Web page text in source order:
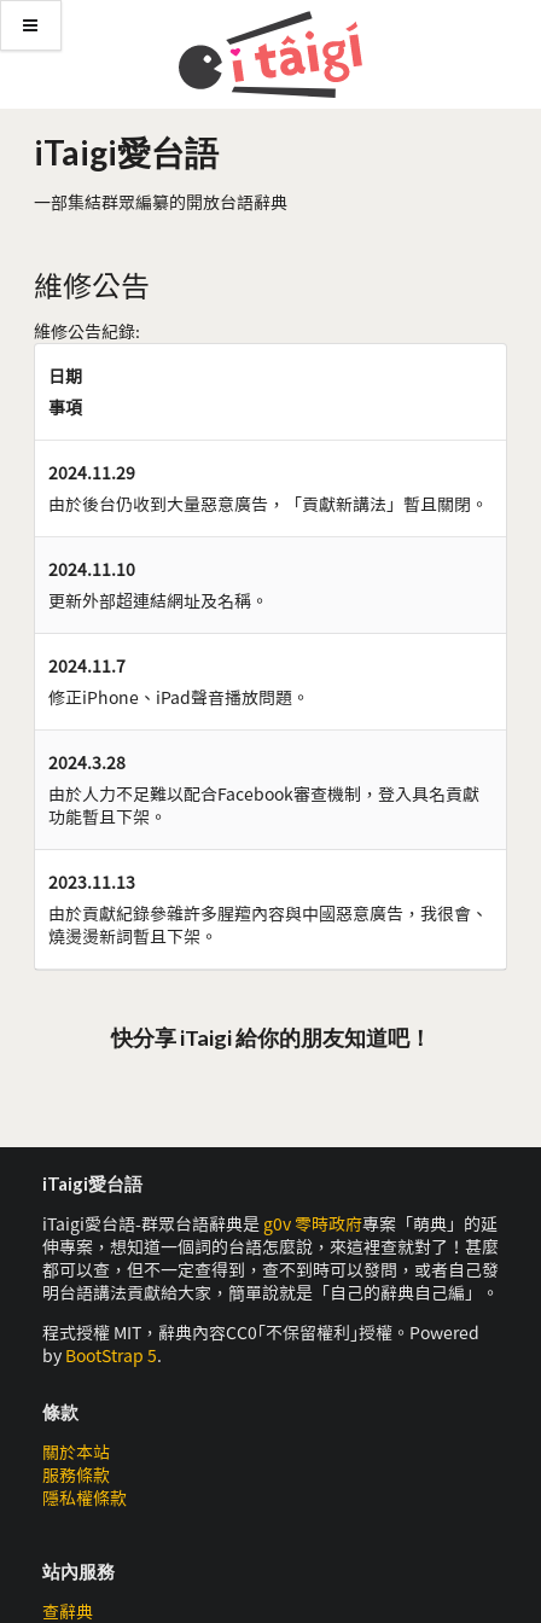
iTaigi愛台語
一部集結群眾編纂的開放台語辭典
維修公告
維修公告紀錄:
日期
事項
2024.11.29
由於後台仍收到大量惡意廣告，「貢獻新講法」暫且關閉。
2024.11.10
更新外部超連結網址及名稱。
2024.11.7
修正iPhone、iPad聲音播放問題。
2024.3.28
由於人力不足難以配合Facebook審查機制，登入具名貢獻
功能暫且下架。
2023.11.13
由於貢獻紀錄參雜許多腥羶內容與中國惡意廣告，我很會、
燒燙燙新詞暫且下架。
快分享 iTaigi 給你的朋友知道吧！
iTaigi愛台語
iTaigi愛台語-群眾台語辭典是 g0v 零時政府專案「萌典」的延
伸專案，想知道一個詞的台語怎麼說，來這裡查就對了！甚麼
都可以查，但不一定查得到，查不到時可以發問，或者自己發
明台語講法貢獻給大家，簡單說就是「自己的辭典自己編」。
程式授權 MIT，辭典內容CC0｢不保留權利｣授權。Powered
by BootStrap 5.
條款
關於本站
服務條款
隱私權條款
站內服務
查辭典